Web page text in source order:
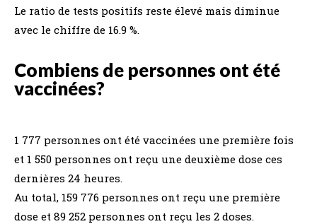
Le ratio de tests positifs reste élevé mais diminue
avec le chiffre de 16.9 %.
Combiens de personnes ont été
vaccinées?
1 777 personnes ont été vaccinées une première fois
et 1 550 personnes ont reçu une deuxième dose ces
dernières 24 heures.
Au total, 159 776 personnes ont reçu une première
dose et 89 252 personnes ont reçu les 2 doses.